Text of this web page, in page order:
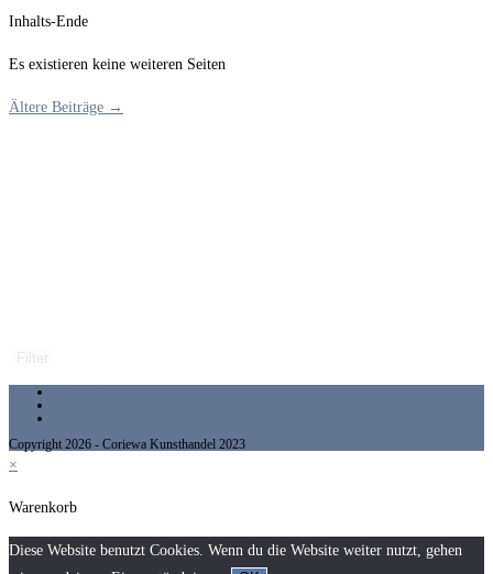
Inhalts-Ende
Es existieren keine weiteren Seiten
Ältere Beiträge →
Copyright 2026 - Coriewa Kunsthandel 2023
×
Warenkorb
Diese Website benutzt Cookies. Wenn du die Website weiter nutzt, gehen